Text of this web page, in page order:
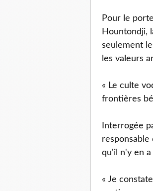
Pour le
Hountondji,
seulement
les valeurs
« Le culte
frontières
Interrogée
responsable
qu'il n'y en a
« Je